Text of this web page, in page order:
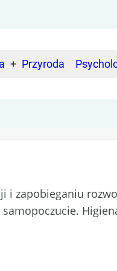
Przyroda
i zapobieganiu